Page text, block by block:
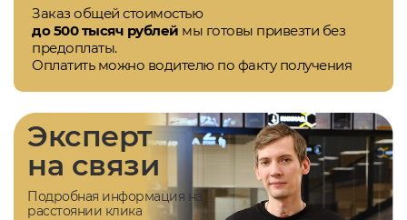
Заказ общей стоимостью
до 500 тысяч рублей мы готовы привезти без
предоплаты.
Оплатить можно водителю по факту получения
Эксперт
на связи
Подробная информация на
расстоянии клика